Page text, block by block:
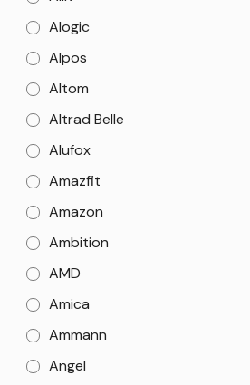
Alogic
Alpos
Altom
Altrad Belle
Alufox
Amazfit
Amazon
Ambition
AMD
Amica
Ammann
Angel